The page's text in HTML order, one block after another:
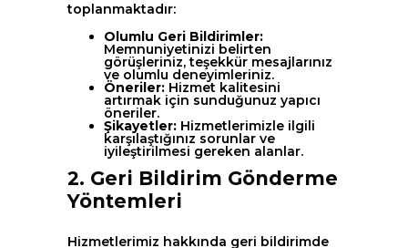
toplanmaktadır:
Olumlu Geri Bildirimler:
Memnuniyetinizi belirten
görüşleriniz, teşekkür mesajlarınız
ve olumlu deneyimleriniz.
Öneriler: Hizmet kalitesini
artırmak için sunduğunuz yapıcı
öneriler.
Şikayetler: Hizmetlerimizle ilgili
karşılaştığınız sorunlar ve
iyileştirilmesi gereken alanlar.
2. Geri Bildirim Gönderme
Yöntemleri
Hizmetlerimiz hakkında geri bildirimde